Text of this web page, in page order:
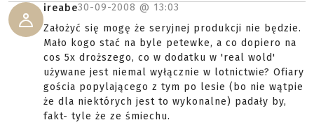
ireabe30-09-2008 @ 13:03
Założyć się mogę że seryjnej produkcji nie będzie.
Mało kogo stać na byle petewke, a co dopiero na
cos 5x droższego, co w dodatku w 'real wold'
używane jest niemal wyłącznie w lotnictwie? Ofiary
gościa popylającego z tym po lesie (bo nie wątpie
że dla niektórych jest to wykonalne) padały by,
fakt- tyle że ze śmiechu.